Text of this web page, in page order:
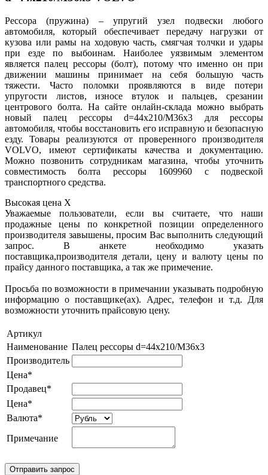
Рессора (пружина) – упругий узел подвески любого
автомобиля, который обеспечивает передачу нагрузки от
кузова или рамы на ходовую часть, смягчая толчки и удары
при езде по выбоинам. Наиболее уязвимым элементом
является палец рессоры (болт), потому что именно он при
движении машины принимает на себя большую часть
тяжести. Часто поломки проявляются в виде потери
упругости листов, износе втулок и пальцев, срезании
центрового болта. На сайте онлайн-склада можно выбрать
новый палец рессоры d=44x210/M36x3 для рессоры
автомобиля, чтобы восстановить его исправную и безопасную
езду. Товары реализуются от проверенного производителя
VOLVO, имеют сертификаты качества и документацию.
Можно позвонить сотрудникам магазина, чтобы уточнить
совместимость болта рессоры 1609960 с подвеской
транспортного средства.
Высокая цена X
Уважаемые пользователи, если вы считаете, что наши
продажные цены по конкретной позиции определенного
производителя завышены, просим Вас выполнить следующий
запрос. В анкете необходимо указать
поставщика,производителя детали, цену и валюту цены по
прайсу данного поставщика, а так же примечение.
Просьба по возможности в примечании указывать подробную
информацию о поставщике(ах). Адрес, телефон и т.д. Для
возможности уточнить прайсовую цену.
Артикул
Наименование Палец рессоры d=44x210/M36x3
Производитель
Цена*
Продавец*
Цена*
Валюта*
Примечание